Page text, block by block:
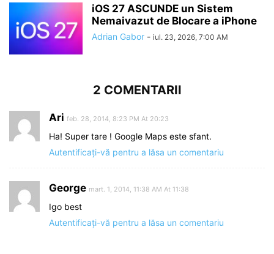
iOS 27 ASCUNDE un Sistem
Nemaivazut de Blocare a iPhone
Adrian Gabor - iul. 23, 2026, 7:00 AM
2 COMENTARII
Ari feb. 28, 2014, 8:23 PM At 20:23
Ha! Super tare ! Google Maps este sfant.
Autentificați-vă pentru a lăsa un comentariu
George mart. 1, 2014, 11:38 AM At 11:38
Igo best
Autentificați-vă pentru a lăsa un comentariu